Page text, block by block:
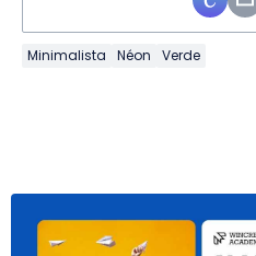
Minimalista Néon Verde